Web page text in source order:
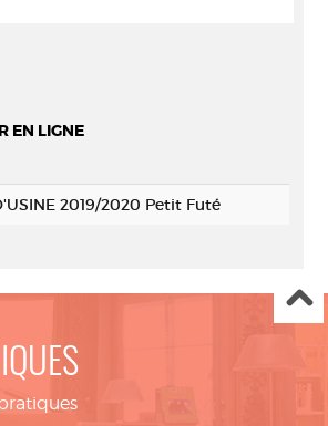
EN LIGNE
2019/2020 Petit Futé